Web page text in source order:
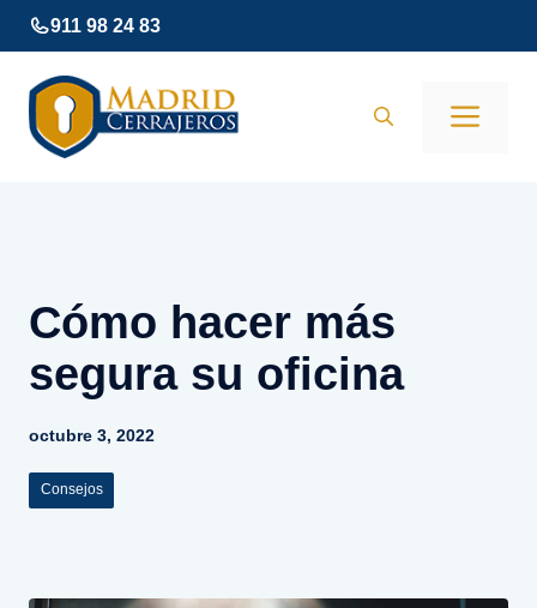
Saltar
al
contenido
911 98 24 83
Cómo hacer más
segura su oficina
octubre 3, 2022
Consejos